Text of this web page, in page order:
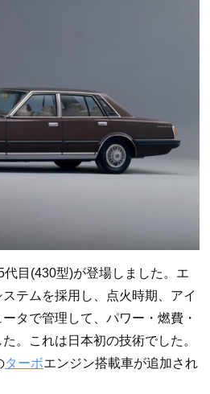
目(430型)が登場しました。エ
テムを採用し、点火時期、アイ
タで管理して、パワー・燃費・
。これは日本初の技術でした。
ターボエンジン搭載車が追加され